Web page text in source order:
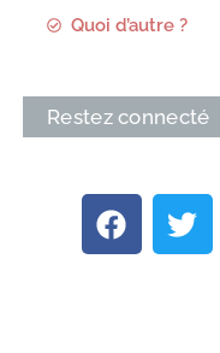
Quoi d’autre ?
Restez connecté